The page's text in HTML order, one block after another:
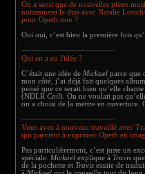
On a senti que de nouvelles pistes
notamment le duo avec Natalie
pour Opeth non ?
Oui oui, c’est bien la première fois
Qui en a eu l'idée ?
C’était une idée de Mickael parce que
mon côté, j’ai déjà fait quelques
pensé que ce serait bien qu’elle
(NDLR Coil). On ne voulait pas
on a choisi de la mettre en ouverture.
Vous avez à nouveau travaillé avec
qui parvient à exprimer Opeth en
Pas particulièrement, c’est juste un
spéciale. Mickael explique à Travis
de la pochette et Travis essaie de